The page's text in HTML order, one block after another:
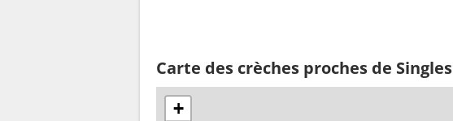
Carte des crèches proches de Singles
+